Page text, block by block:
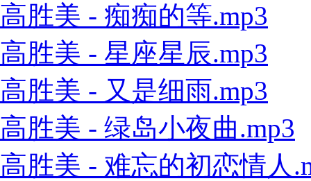
高胜美 - 痴痴的等.mp3
高胜美 - 星座星辰.mp3
高胜美 - 又是细雨.mp3
高胜美 - 绿岛小夜曲.mp3
高胜美 - 难忘的初恋情人